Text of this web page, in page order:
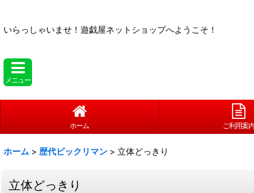
いらっしゃいませ！ 遊戯屋ネットショップへようこそ！
メニュー
ホーム ご利用案内
ホーム > 歴代ビックリマン > 立体どっきり
立体どっきり